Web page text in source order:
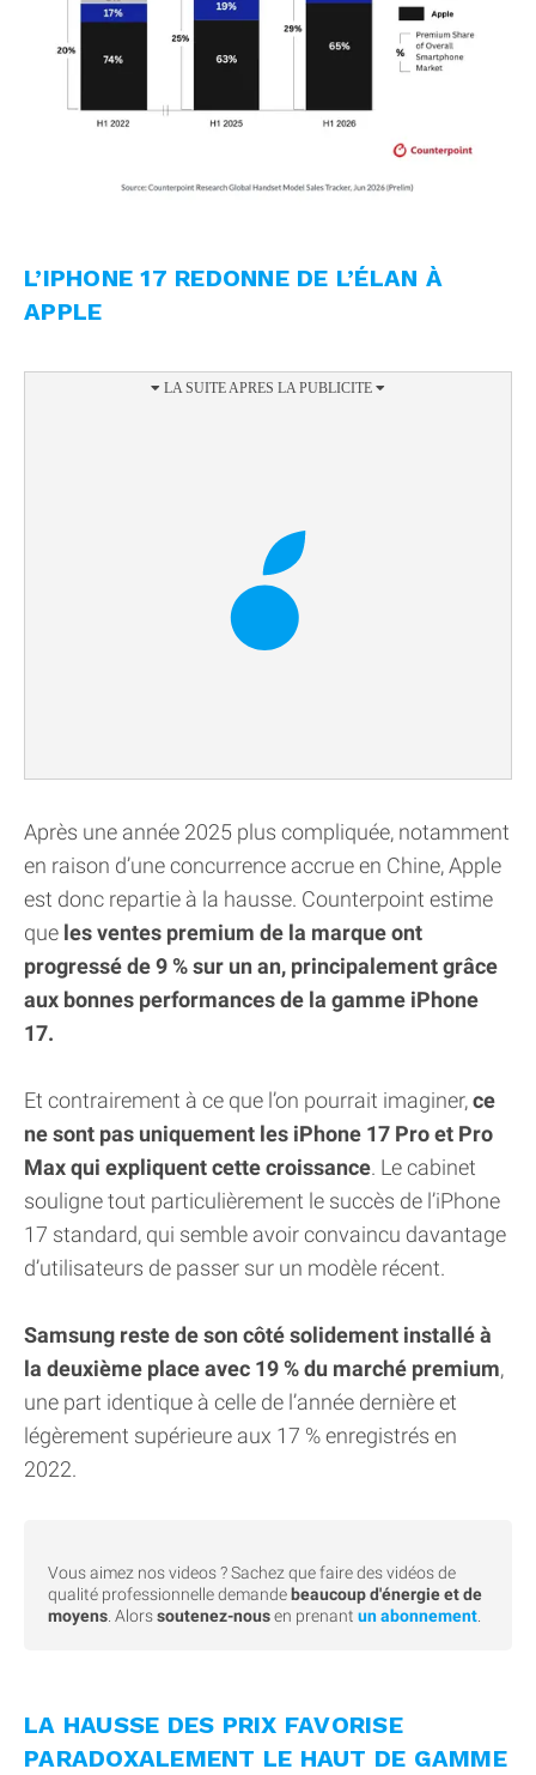
L’IPHONE 17 REDONNE DE L’ÉLAN À
APPLE
Après une année 2025 plus compliquée, notamment
en raison d’une concurrence accrue en Chine, Apple
est donc repartie à la hausse. Counterpoint estime
que les ventes premium de la marque ont
progressé de 9 % sur un an, principalement grâce
aux bonnes performances de la gamme iPhone
17.
Et contrairement à ce que l’on pourrait imaginer,ce
ne sont pas uniquement les iPhone 17 Pro et Pro
Max qui expliquent cette croissance. Le cabinet
souligne tout particulièrement le succès de l’iPhone
17 standard, qui semble avoir convaincu davantage
d’utilisateurs de passer sur un modèle récent.
Samsung reste de son côté solidement installé à
la deuxième place avec 19 % du marché premium,
une part identique à celle de l’année dernière et
légèrement supérieure aux 17 % enregistrés en
2022.
Vous aimez nos videos ? Sachez que faire des vidéos de
qualité professionnelle demande beaucoup d'énergie et de
moyens. Alorssoutenez-nousen prenant un abonnement.
LA HAUSSE DES PRIX FAVORISE
PARADOXALEMENT LE HAUT DE GAMME